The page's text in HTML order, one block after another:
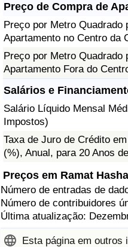
Preço de Compra de
Preço por Metro Quadrado
Apartamento no Centro da
Preço por Metro Quadrado
Apartamento Fora do
Salários e
Salário Líquido Mensal
Impostos)
Taxa de Juro de Crédito
(%), Anual, para 20 Anos
Preços em Ramat
Número de entradas de
Número de contribuidores
Última atualização:
Esta página em outros